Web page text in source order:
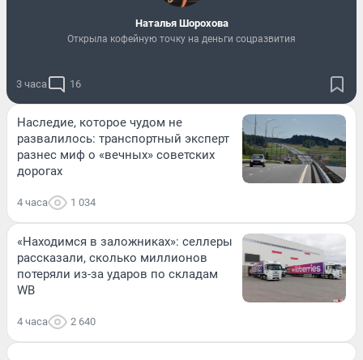
Наталья Шорохова
Открыла кофейную точку на деньги соцразвития
3 часа 16
Наследие, которое чудом не
развалилось: транспортный эксперт
разнес миф о «вечных» советских
дорогах
4 часа 1 034
«Находимся в заложниках»: селлеры
рассказали, сколько миллионов
потеряли из-за ударов по складам
WB
4 часа 2 640